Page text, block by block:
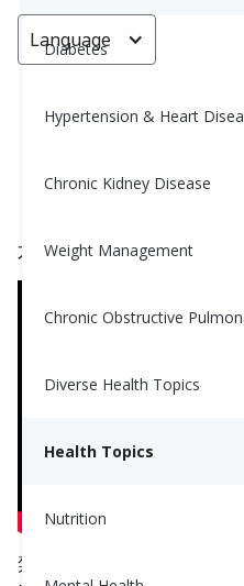
Diabetes
Hypertension & Heart
Chronic Kidney Disease
Weight Management
Chronic Obstructive
Diverse Health Topics
Health Topics
Nutrition
Language
間歇性
Mohan
不想閱讀？那麼觀看視頻
禁食在人體進化中有著